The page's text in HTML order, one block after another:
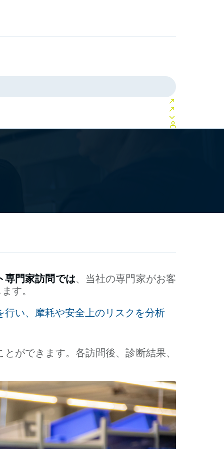
専門家訪問では、当社の専門家がお客
す。
い、摩耗や安全上のリスクを分析
ができます。各訪問後、診断結果、